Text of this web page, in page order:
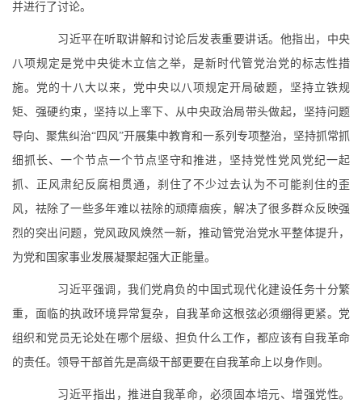
并进行了讨论。
习近平在听取讲解和讨论后发表重要讲话。他指出，中央
八项规定是党中央徙木立信之举，是新时代管党治党的标志性措
施。党的十八大以来，党中央以八项规定开局破题，坚持立铁规
矩、强硬约束，坚持以上率下、从中央政治局带头做起，坚持问题
导向、聚焦纠治“四风”开展集中教育和一系列专项整治，坚持抓常抓
细抓长、一个节点一个节点坚守和推进，坚持党性党风党纪一起
抓、正风肃纪反腐相贯通，刹住了不少过去认为不可能刹住的歪
风，祛除了一些多年难以祛除的顽瘴痼疾，解决了很多群众反映强
烈的突出问题，党风政风焕然一新，推动管党治党水平整体提升，
为党和国家事业发展凝聚起强大正能量。
习近平强调，我们党肩负的中国式现代化建设任务十分繁
重，面临的执政环境异常复杂，自我革命这根弦必须绷得更紧。党
组织和党员无论处在哪个层级、担负什么工作，都应该有自我革命
的责任。领导干部首先是高级干部更要在自我革命上以身作则。
习近平指出，推进自我革命，必须固本培元、增强党性。